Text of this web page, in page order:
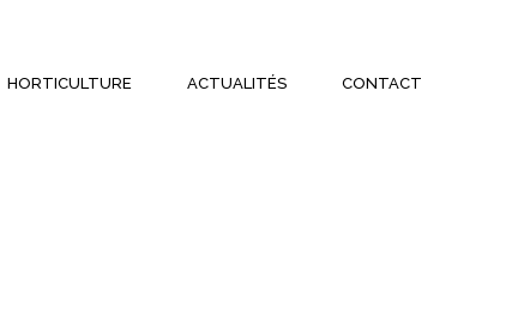
HORTICULTURE ACTUALITÉS CONTACT